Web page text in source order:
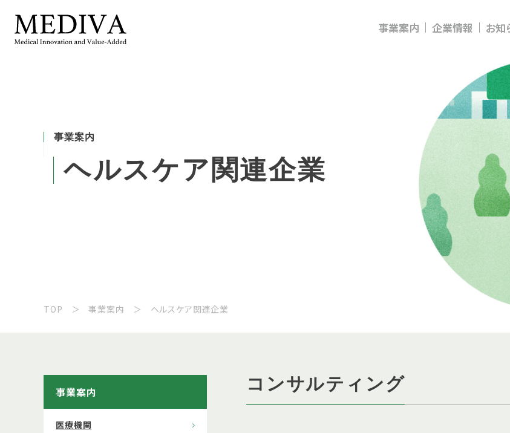
事業案内 企業情報 お知
事業案内
ヘルスケ ア 関連企業
TOP 事業案内 ヘルスケア関連企業
事業案内
医療機関
コンサルティング